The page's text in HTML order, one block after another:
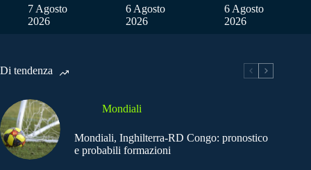
7 Agosto
2026
6 Agosto
2026
6 Agosto
2026
Di tendenza
Mondiali
Mondiali, Inghilterra-RD Congo: pronostico
e probabili formazioni